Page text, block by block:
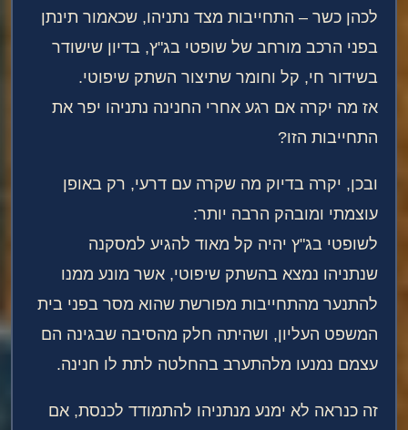
לכהן כשר – התחייבות מצד נתניהו, שכאמור תינתן
בפני הרכב מורחב של שופטי בג"ץ, בדיון שישודר
בשידור חי, קל וחומר שתיצור השתק שיפוטי.
אז מה יקרה אם רגע אחרי החנינה נתניהו יפר את
התחייבות הזו?
ובכן, יקרה בדיוק מה שקרה עם דרעי, רק באופן
עוצמתי ומובהק הרבה יותר:
לשופטי בג"ץ יהיה קל מאוד להגיע למסקנה
שנתניהו נמצא בהשתק שיפוטי, אשר מונע ממנו
להתנער מהתחייבות מפורשת שהוא מסר בפני בית
המשפט העליון, ושהיתה חלק מהסיבה שבגינה הם
עצמם נמנעו מלהתערב בהחלטה לתת לו חנינה.
זה כנראה לא ימנע מנתניהו להתמודד לכנסת, אם